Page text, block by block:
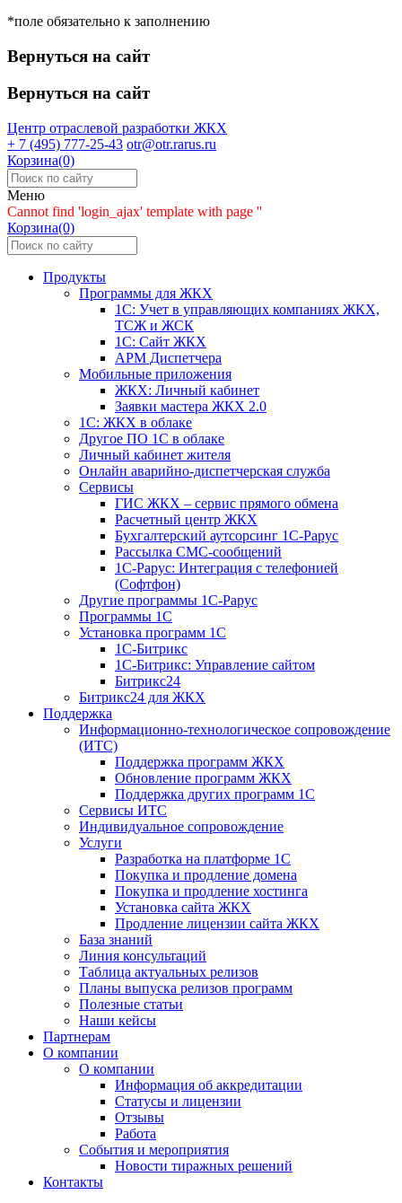
*поле обязательно к заполнению
Вернуться на сайт
Вернуться на сайт
Центр отраслевой разработки ЖКХ
+ 7 (495) 777-25-43 otr@otr.rarus.ru
Корзина(0)
Меню
Cannot find 'login_ajax' template with page ''
Корзина(0)
Продукты
Программы для ЖКХ
1С: Учет в управляющих компаниях ЖКХ,
ТСЖ и ЖСК
1С: Сайт ЖКХ
АРМ Диспетчера
Мобильные приложения
ЖКХ: Личный кабинет
Заявки мастера ЖКХ 2.0
1С: ЖКХ в облаке
Другое ПО 1С в облаке
Личный кабинет жителя
Онлайн аварийно-диспетчерская служба
Сервисы
ГИС ЖКХ – сервис прямого обмена
Расчетный центр ЖКХ
Бухгалтерский аутсорсинг 1С-Рарус
Рассылка СМС-сообщений
1С-Рарус: Интеграция с телефонией
(Софтфон)
Другие программы 1С-Рарус
Программы 1С
Установка программ 1С
1С-Битрикс
1С-Битрикс: Управление сайтом
Битрикс24
Битрикс24 для ЖКХ
Поддержка
Информационно-технологическое сопровождение
(ИТС)
Поддержка программ ЖКХ
Обновление программ ЖКХ
Поддержка других программ 1С
Сервисы ИТС
Индивидуальное сопровождение
Услуги
Разработка на платформе 1С
Покупка и продление домена
Покупка и продление хостинга
Установка сайта ЖКХ
Продление лицензии сайта ЖКХ
База знаний
Линия консультаций
Таблица актуальных релизов
Планы выпуска релизов программ
Полезные статьи
Наши кейсы
Партнерам
О компании
О компании
Информация об аккредитации
Статусы и лицензии
Отзывы
Работа
События и мероприятия
Новости тиражных решений
Контакты